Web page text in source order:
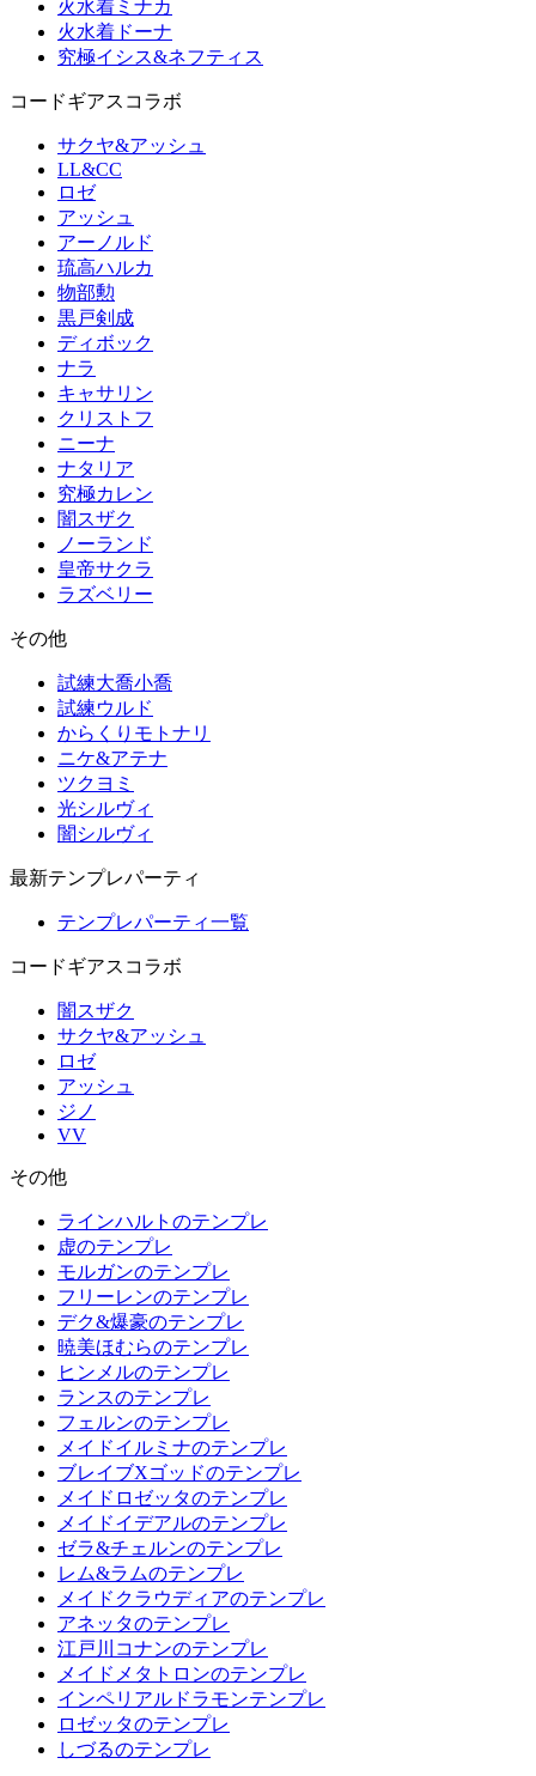
火水着ミナカ
火水着ドーナ
究極イシス&ネフティス
コードギアスコラボ
サクヤ&アッシュ
LL&CC
ロゼ
アッシュ
アーノルド
琉高ハルカ
物部勲
黒戸剣成
ディボック
ナラ
キャサリン
クリストフ
ニーナ
ナタリア
究極カレン
闇スザク
ノーランド
皇帝サクラ
ラズベリー
その他
試練大喬小喬
試練ウルド
からくりモトナリ
ニケ&アテナ
ツクヨミ
光シルヴィ
闇シルヴィ
最新テンプレパーティ
テンプレパーティ一覧
コードギアスコラボ
闇スザク
サクヤ&アッシュ
ロゼ
アッシュ
ジノ
VV
その他
ラインハルトのテンプレ
虚のテンプレ
モルガンのテンプレ
フリーレンのテンプレ
デク&爆豪のテンプレ
暁美ほむらのテンプレ
ヒンメルのテンプレ
ランスのテンプレ
フェルンのテンプレ
メイドイルミナのテンプレ
ブレイブXゴッドのテンプレ
メイドロゼッタのテンプレ
メイドイデアルのテンプレ
ゼラ&チェルンのテンプレ
レム&ラムのテンプレ
メイドクラウディアのテンプレ
アネッタのテンプレ
江戸川コナンのテンプレ
メイドメタトロンのテンプレ
インペリアルドラモンテンプレ
ロゼッタのテンプレ
しづるのテンプレ